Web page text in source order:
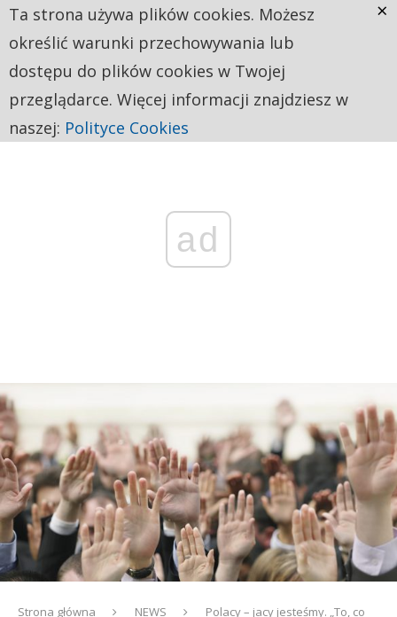
ad
Strona główna NEWS
Polacy – jacy jesteśmy. „To, co
Ta strona używa plików cookies. Możesz
określić warunki przechowywania lub
dostępu do plików cookies w Twojej
przeglądarce. Więcej informacji znajdziesz w
naszej: Polityce Cookies
×